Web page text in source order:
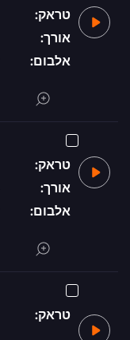
טראק:
אורך:
אלבום:
טראק:
אורך:
אלבום:
טראק: